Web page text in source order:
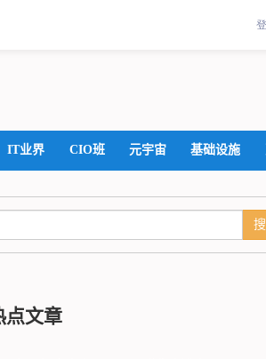
IT业界 CIO班 元宇宙 基础设施
点文章